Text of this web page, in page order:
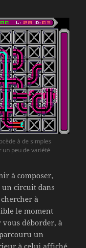
à de simples
peu de variété
à composer,
un circuit dans
à
le moment
déborder, à
un